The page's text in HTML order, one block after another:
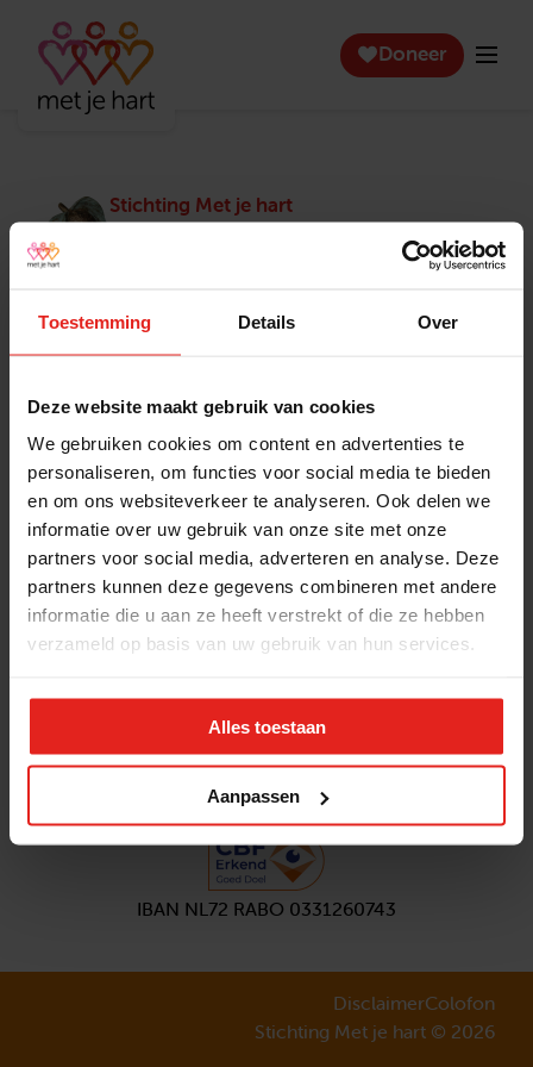
Toestemming Details Over
Deze website maakt gebruik van cookies
We gebruiken cookies om content en advertenties te
personaliseren, om functies voor social media te bieden
en om ons websiteverkeer te analyseren. Ook delen we
informatie over uw gebruik van onze site met onze
partners voor social media, adverteren en analyse. Deze
partners kunnen deze gegevens combineren met andere
informatie die u aan ze heeft verstrekt of die ze hebben
verzameld op basis van uw gebruik van hun services.
Alles toestaan
Aanpassen
Doneer
Stichting Met je hart
Stichting Met je hart laat ouderen die zich
eenzaam voelen weer genieten en inspireert
winnaar van het Appeltje van Oranje.
Actuele vacatures
Pers en media
Jaarverslag 2025
Contact
Klachtenprocedure
Privacyverklaring
Opzeggen
Volg ons
Aanmeldennieuwsbrief
IBAN NL72 RABO 0331260743
DisclaimerColofon
Stichting Met je hart © 2026